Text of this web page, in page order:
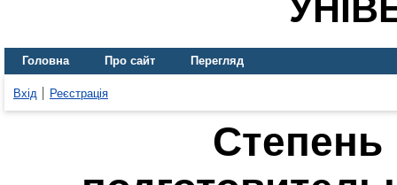
Головна Про сайт Перегляд
Вхід Реєстрація
Степень